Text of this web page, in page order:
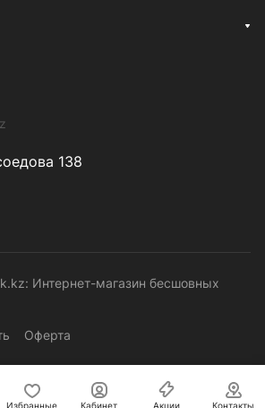
138
Интернет-магазин бесшовных
Оферта
Избранные Кабинет Акции Контакты